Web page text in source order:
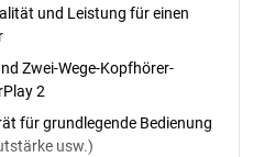
und Leistung für einen
Zwei-Wege-Kopfhörer-
2
für grundlegende Bedienung
usw.)